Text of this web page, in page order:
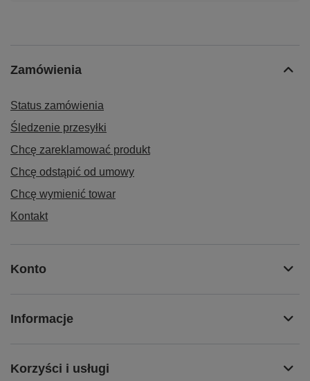
Zamówienia
Status zamówienia
Śledzenie przesyłki
Chcę zareklamować produkt
Chcę odstąpić od umowy
Chcę wymienić towar
Kontakt
Konto
Informacje
Korzyści i usługi